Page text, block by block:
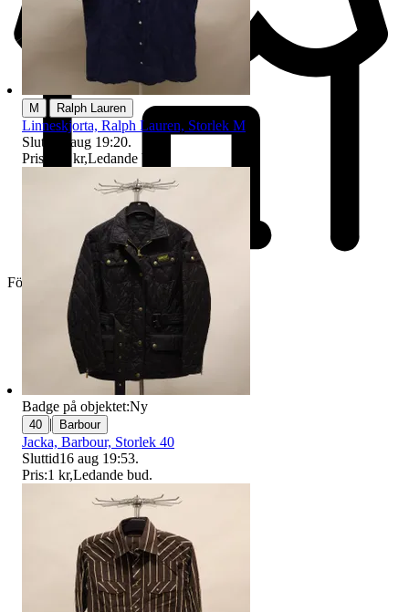
Företag
M Ralph Lauren
Linneskjorta, Ralph Lauren, Storlek M
Sluttid
9 aug 19:20.
Pris:
165 kr,Ledande bud
Badge på objektet:Ny
40 | Barbour
Jacka, Barbour, Storlek 40
Sluttid16 aug 19:53.
Pris:1 kr,Ledande bud.